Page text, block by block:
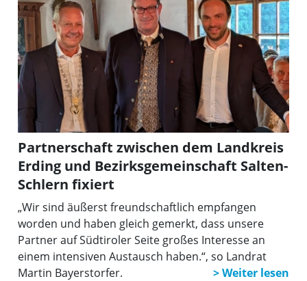
Partnerschaft zwischen dem Landkreis
Erding und Bezirksgemeinschaft Salten-
Schlern fixiert
„Wir sind äußerst freundschaftlich empfangen
worden und haben gleich gemerkt, dass unsere
Partner auf Südtiroler Seite großes Interesse an
einem intensiven Austausch haben.“, so Landrat
Martin Bayerstorfer.